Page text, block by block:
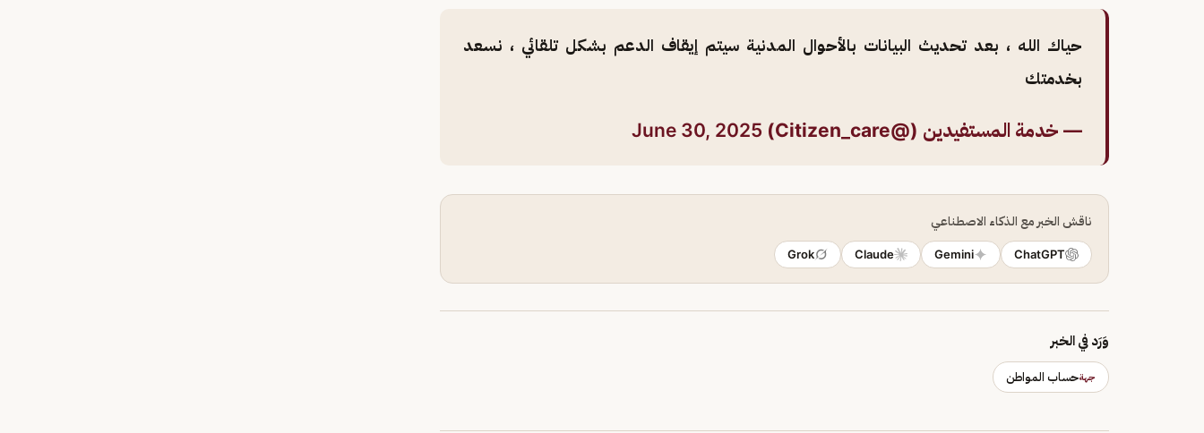
حياك الله ، بعد تحديث البيانات بالأحوال المدنية سيتم إيقاف الدعم بشكل تلقائي ، نسعد
بخدمتك
— خدمة المستفيدين (@Citizen_care) June 30, 2025
ناقش الخبر مع الذكاء الاصطناعي
ChatGPT
Gemini
Claude
Grok
وَرَد في الخبر
جهةحساب المواطن